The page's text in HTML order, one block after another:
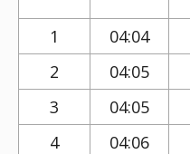
1
04:04
2
04:05
3
04:05
4
04:06